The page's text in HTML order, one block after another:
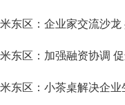
米东区：企业家交流沙
米东区：加强融资协调
米东区：小茶桌解决企